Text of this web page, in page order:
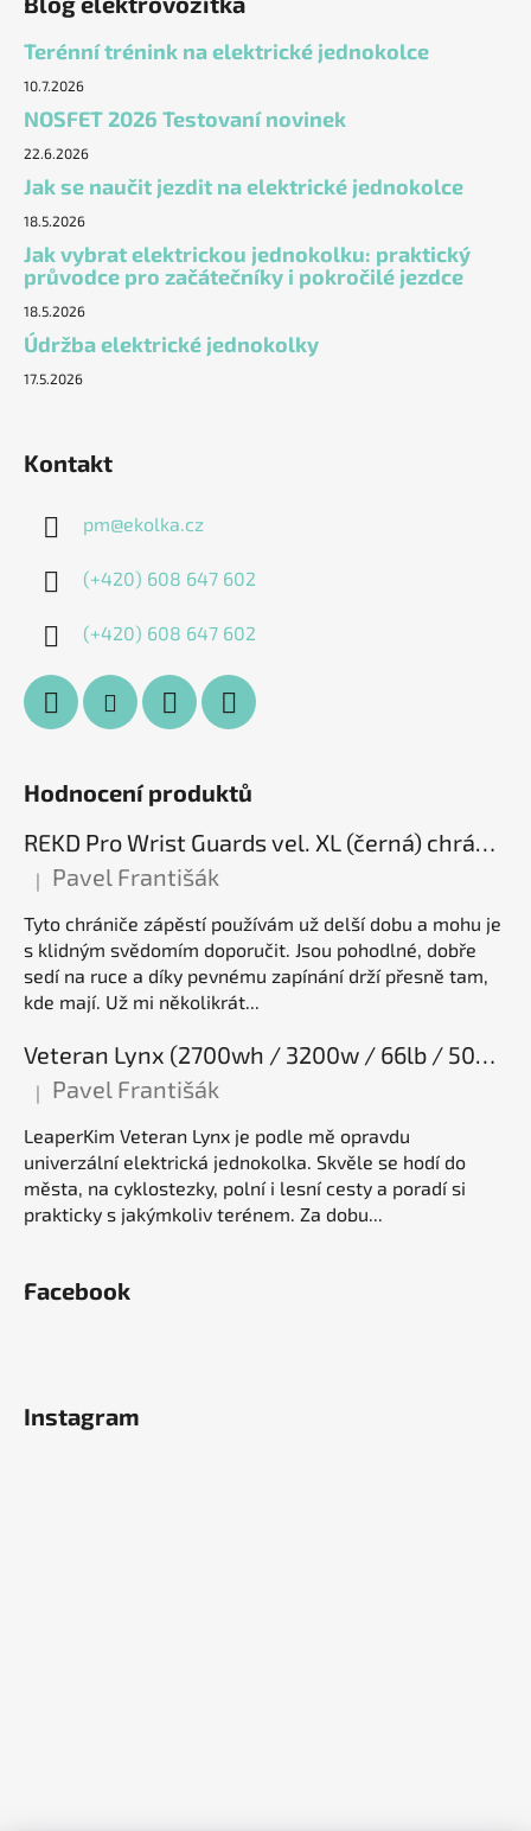
Terénní trénink na elektrické jednokolce
10.7.2026
NOSFET 2026 Testovaní novinek
22.6.2026
Jak se naučit jezdit na elektrické jednokolce
18.5.2026
Jak vybrat elektrickou jednokolku: praktický
průvodce pro začátečníky i pokročilé jezdce
18.5.2026
Údržba elektrické jednokolky
17.5.2026
Kontakt
pm@ekolka.cz
(+420) 608 647 602
(+420) 608 647 602
Hodnocení produktů
REKD Pro Wrist Guards vel. XL (černá) chrániče zápěstí
Hodnocení produktu je 5 z 5 hvězdiček.
| Pavel Františák
Tyto chrániče zápěstí používám už delší dobu a mohu je
s klidným svědomím doporučit. Jsou pohodlné, dobře
sedí na ruce a díky pevnému zapínání drží přesně tam,
kde mají. Už mi několikrát...
Veteran Lynx (2700wh / 3200w / 66lb / 50E), elektrická jednokolka
Hodnocení produktu je 5 z 5 hvězdiček.
| Pavel Františák
LeaperKim Veteran Lynx je podle mě opravdu
univerzální elektrická jednokolka. Skvěle se hodí do
města, na cyklostezky, polní i lesní cesty a poradí si
prakticky s jakýmkoliv terénem. Za dobu...
Facebook
Instagram